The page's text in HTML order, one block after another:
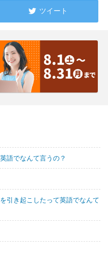
ツイート
語でなんて言うの？
引き起こしたって英語でなんて